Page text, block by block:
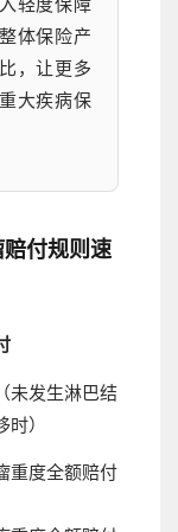
体保险产
，让更多
大疾病保
付规则速
未发生淋巴结
）
重度全额赔付